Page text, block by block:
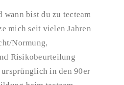
wann bist du zu tecteam
mich seit vielen Jahren
Normung,
Risikobeurteilung
ursprünglich in den 90er